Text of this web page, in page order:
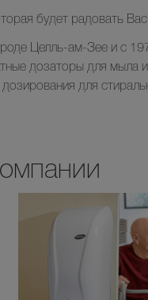
будет радовать
Целль-ам-Зее и с
дозаторы для
дозирования для